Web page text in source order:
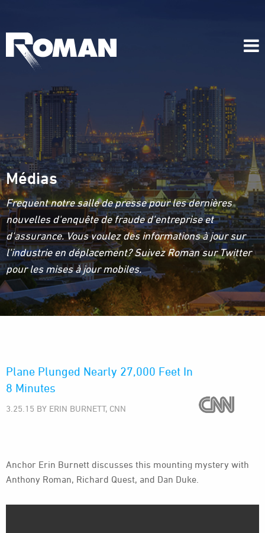
Médias
Frequent notre salle de presse pour les dernières
nouvelles d'enquête de fraude d'entreprise et
d'assurance. Vous voulez des informations à jour sur
l'industrie en déplacement? Suivez Roman sur Twitter
pour les mises à jour mobiles.
Plane Plunged Nearly 27,000 Feet In
8 Minutes
3.25.15 BY ERIN BURNETT, CNN
Anchor Erin Burnett discusses this mounting mystery with
Anthony Roman, Richard Quest, and Dan Duke.